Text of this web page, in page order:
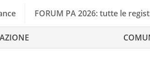
FORUM PA 2026: tutte le